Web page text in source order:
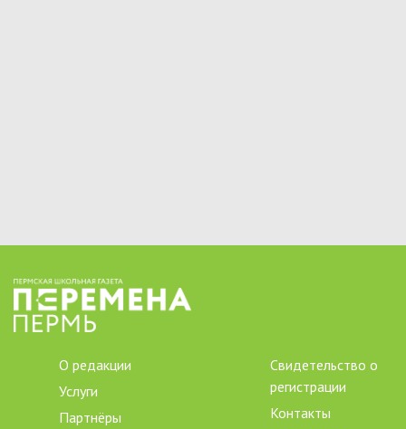
О редакции
Услуги
Партнёры
Свидетельство о
регистрации
Контакты